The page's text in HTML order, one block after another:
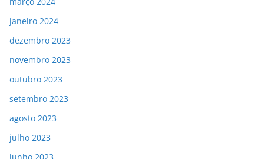
janeiro 2024
dezembro 2023
novembro 2023
outubro 2023
setembro 2023
agosto 2023
julho 2023